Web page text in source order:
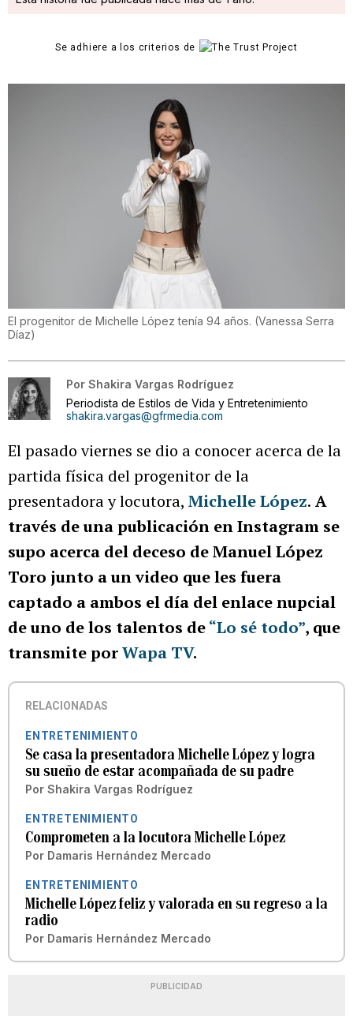
Se adhiere a los criterios de
El progenitor de Michelle López tenía 94 años. (Vanessa Serra
Díaz)
Por Shakira Vargas Rodríguez
Periodista de Estilos de Vida y Entretenimiento
shakira.vargas@gfrmedia.com
El pasado viernes se dio a conocer acerca de la
partida física del progenitor de la
presentadora y locutora, Michelle López. A
través de una publicación en Instagram se
supo acerca del deceso de Manuel López
Toro junto a un video que les fuera
captado a ambos el día del enlace nupcial
de uno de los talentos de“Lo sé todo”, que
transmite porWapa TV.
RELACIONADAS
ENTRETENIMIENTO
Se casa la presentadora Michelle López y logra
su sueño de estar acompañada de su padre
Por Shakira Vargas Rodríguez
ENTRETENIMIENTO
Comprometen a la locutora Michelle López
Por Damaris Hernández Mercado
ENTRETENIMIENTO
Michelle López feliz y valorada en su regreso a la
radio
Por Damaris Hernández Mercado
PUBLICIDAD